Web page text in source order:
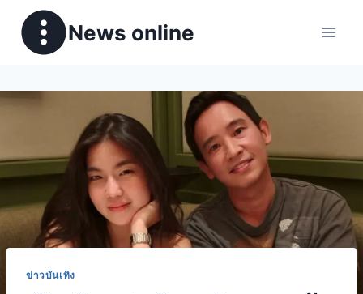
News online
ข่าวบันเทิง